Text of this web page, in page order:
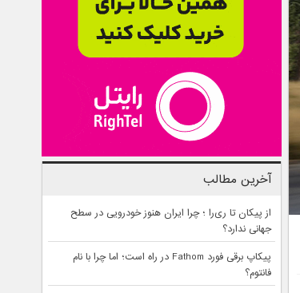
آخرین مطالب
از پیکان تا ری‌را ؛ چرا ایران هنوز خودرویی در سطح
جهانی ندارد؟
پیکاپ برقی فورد Fathom در راه است؛ اما چرا با نام
فانتوم؟